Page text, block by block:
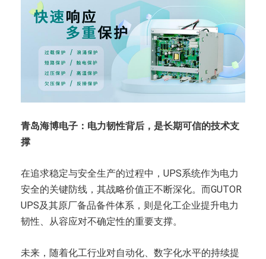
青岛海博电子： 电力韧性背后，是长期可信的技术支
撑
在追求稳定与安全生产的过程中，UPS系统作为电力
安全的关键防线，其战略价值正不断深化。而GUTOR
UPS及其原厂备品备件体系，则是化工企业提升电力
韧性、从容应对不确定性的重要支撑。
未来，随着化工行业对自动化、数字化水平的持续提